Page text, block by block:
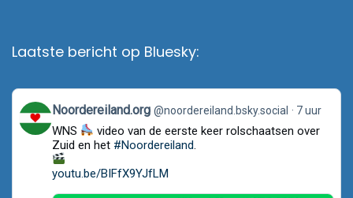
Laatste bericht op Bluesky:
View
post
by
Noordereiland.org
Noordereiland.org @noordereiland.bsky.social 7 uur
WNS
video van de eerste keer rolschaatsen over
Zuid en het #Noordereiland
youtu.be/BIFfX9YJfLM